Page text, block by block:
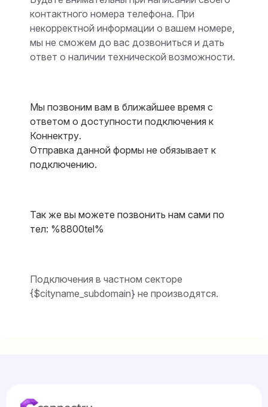
контактного номера телефона. При
некорректной информации о вашем номере,
мы не сможем до вас дозвониться и дать
ответ о наличии технической возможности.
Мы позвоним вам в ближайшее время с
ответом о доступности подключения к
Коннектру.
Отправка данной формы не обязывает к
подключению.
Так же вы можете позвонить нам сами по
тел: %8800tel%
Подключения в частном секторе
{$cityname_subdomain} не производятся.